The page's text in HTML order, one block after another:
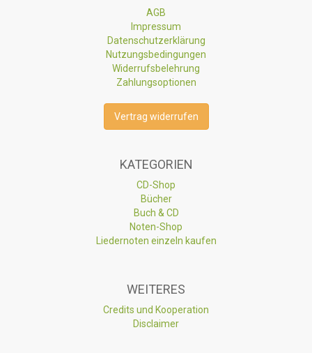
AGB
Impressum
Datenschutzerklärung
Nutzungsbedingungen
Widerrufsbelehrung
Zahlungsoptionen
Vertrag widerrufen
KATEGORIEN
CD-Shop
Bücher
Buch & CD
Noten-Shop
Liedernoten einzeln kaufen
WEITERES
Credits und Kooperation
Disclaimer